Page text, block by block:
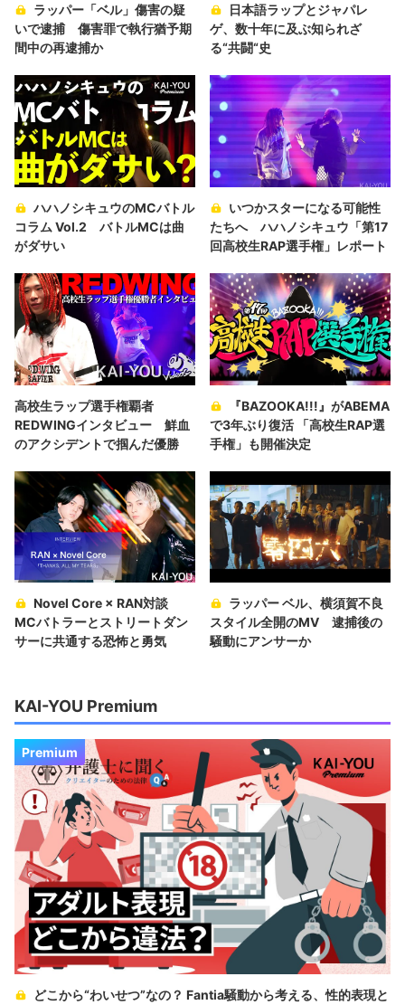
ラッパー「ベル」傷害の疑
いで逮捕 傷害罪で執行猶予期
間中の再逮捕か
日本語ラップとジャパレ
ゲ、数十年に及ぶ知られざ
る“共闘“史
ハハノシキュウのMCバトル
コラム Vol.2 バトルMCは曲
がダサい
いつかスターになる可能性
たちへ ハハノシキュウ「第17
回高校生RAP選手権」レポート
高校生ラップ選手権覇者
REDWINGインタビュー 鮮血
のアクシデントで掴んだ優勝
『BAZOOKA!!!』がABEMA
で3年ぶり復活 「高校生RAP選
手権」も開催決定
Novel Core × RAN対談
MCバトラーとストリートダン
サーに共通する恐怖と勇気
ラッパー ベル、横須賀不良
スタイル全開のMV 逮捕後の
騒動にアンサーか
KAI-YOU Premium
Premium
どこから“わいせつ”なの？ Fantia騒動から考える、性的表現と